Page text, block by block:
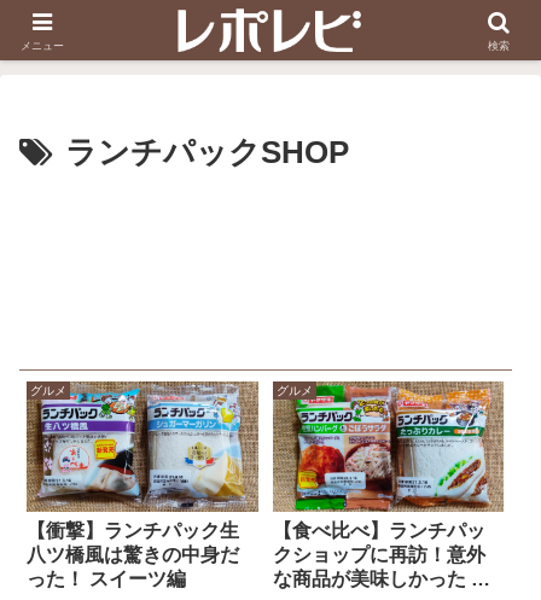
スヌーピー刺しゅう ダイソー知恵の輪
ランチパックSHOP
グルメ
【衝撃】ランチパック生
八ツ橋風は驚きの中身だ
った！ スイーツ編
グルメ
【食べ比べ】ランチパッ
クショップに再訪！意外
な商品が美味しかった 惣
メニュー 検索